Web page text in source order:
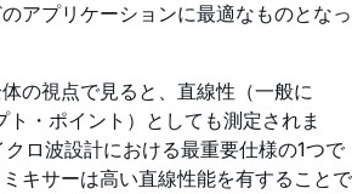
アプリケーションに最適なものとなっ
の視点で見ると、直線性（一般に
・ポイント）としても測定されま
ロ波設計における最重要仕様の1つで
キサーは高い直線性能を有することで